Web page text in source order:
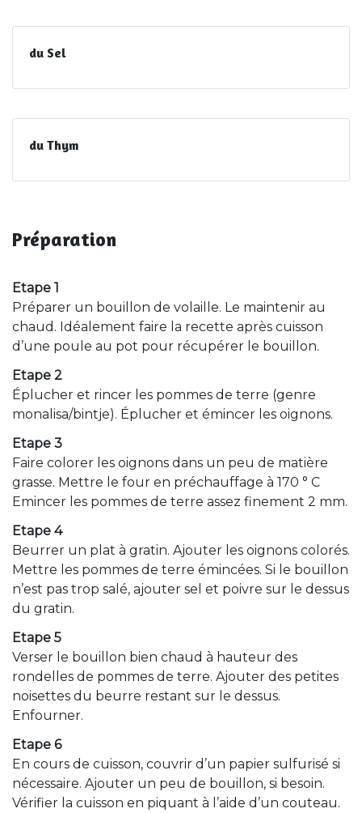
du Sel
du Thym
Préparation
Etape 1
Préparer un bouillon de volaille. Le maintenir au
chaud. Idéalement faire la recette après cuisson
d’une poule au pot pour récupérer le bouillon.
Etape 2
Éplucher et rincer les pommes de terre (genre
monalisa/bintje). Éplucher et émincer les oignons.
Etape 3
Faire colorer les oignons dans un peu de matière
grasse. Mettre le four en préchauffage à 170 ° C
Emincer les pommes de terre assez finement 2 mm.
Etape 4
Beurrer un plat à gratin. Ajouter les oignons colorés.
Mettre les pommes de terre émincées. Si le bouillon
n’est pas trop salé, ajouter sel et poivre sur le dessus
du gratin.
Etape 5
Verser le bouillon bien chaud à hauteur des
rondelles de pommes de terre. Ajouter des petites
noisettes du beurre restant sur le dessus.
Enfourner.
Etape 6
En cours de cuisson, couvrir d’un papier sulfurisé si
nécessaire. Ajouter un peu de bouillon, si besoin.
Vérifier la cuisson en piquant à l’aide d’un couteau.